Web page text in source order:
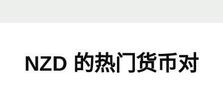
NZD 的热门货币对